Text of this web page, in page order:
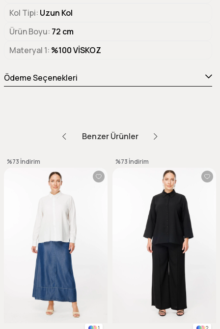
Kol Tipi Uzun Kol
Ürün Boyu 72 cm
Materyal 1 %100 VİSKOZ
Ödeme Seçenekleri
Benzer Ürünler
%73 İndirim %73 İndirim